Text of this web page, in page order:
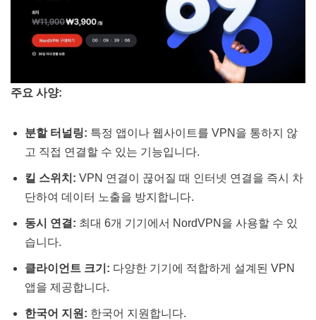
주요 사양:
분할 터널링: 특정 앱이나 웹사이트를 VPN을 통하지 않
고 직접 연결할 수 있는 기능입니다​​.
킬 스위치: VPN 연결이 끊어질 때 인터넷 연결을 즉시 차
단하여 데이터 노출을 방지합니다​​.
동시 연결: 최대 6개 기기에서 NordVPN을 사용할 수 있
습니다​​​​.
클라이언트 크기: 다양한 기기에 적합하게 설계된 VPN
앱을 제공합니다​​.
한국어 지원: 한국어 지원합니다.